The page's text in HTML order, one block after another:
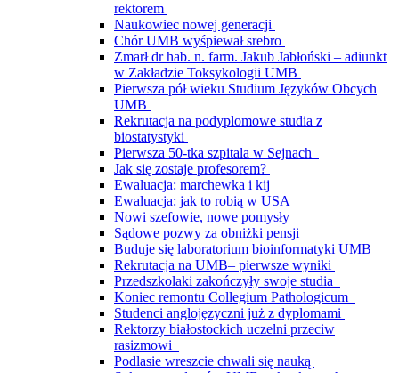
rektorem
Naukowiec nowej generacji
Chór UMB wyśpiewał srebro
Zmarł dr hab. n. farm. Jakub Jabłoński – adiunkt
w Zakładzie Toksykologii UMB
Pierwsza pół wieku Studium Języków Obcych
UMB
Rekrutacja na podyplomowe studia z
biostatystyki
Pierwsza 50-tka szpitala w Sejnach
Jak się zostaje profesorem?
Ewaluacja: marchewka i kij
Ewaluacja: jak to robią w USA
Nowi szefowie, nowe pomysły
Sądowe pozwy za obniżki pensji
Buduje się laboratorium bioinformatyki UMB
Rekrutacja na UMB– pierwsze wyniki
Przedszkolaki zakończyły swoje studia
Koniec remontu Collegium Pathologicum
Studenci anglojęzyczni już z dyplomami
Rektorzy białostockich uczelni przeciw
rasizmowi
Podlasie wreszcie chwali się nauką